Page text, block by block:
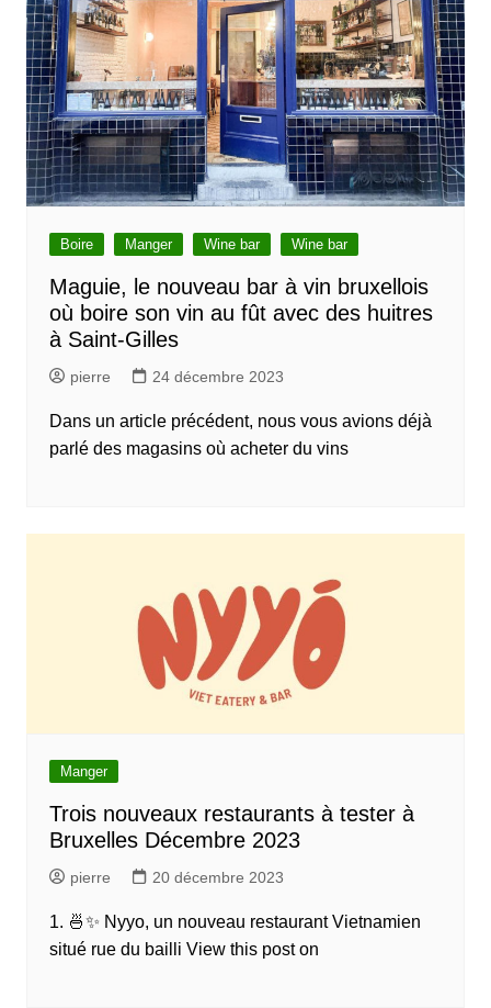
Boire Manger Wine bar Wine bar
Maguie, le nouveau bar à vin bruxellois
où boire son vin au fût avec des huitres
à Saint-Gilles
pierre 24 décembre 2023
Dans un article précédent, nous vous avions déjà
parlé des magasins où acheter du vins
Manger
Trois nouveaux restaurants à tester à
Bruxelles Décembre 2023
pierre 20 décembre 2023
1. 🍜✨ Nyyo, un nouveau restaurant Vietnamien
situé rue du bailli View this post on